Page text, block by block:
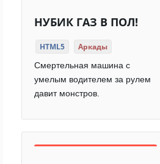
НУБИК ГАЗ В ПОЛ!
HTML5 Аркады
Смертельная машина с
умелым водителем за рулем
давит монстров.